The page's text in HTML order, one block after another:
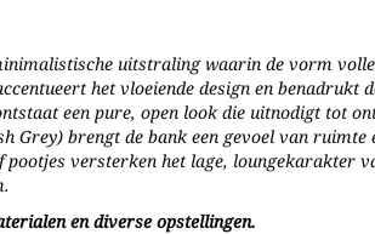
uitstraling waarin de vorm
het vloeiende design en benadrukt
een pure, open look die uitnodigt tot
Grey) brengt de bank een gevoel van ruimte
versterken het lage, loungekarakter
en diverse opstellingen.